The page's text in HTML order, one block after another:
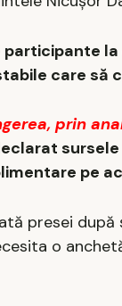
care să
prin
sursele
pe
presei
o